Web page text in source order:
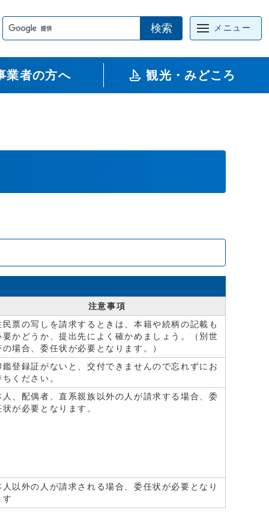
検索 メニュー
業者の方へ 観光・みどころ
注意事項
民票の写しを請求するときは、本籍や続柄の記載も
要かどうか、提出先によく確かめましょう。（別世
の場合、委任状が必要となります。）
鑑登録証がないと、交付できませんので忘れずにお
ちください。
人、配偶者、直系親族以外の人が請求する場合、委
状が必要となります。
人以外の人が請求される場合、委任状が必要となり
す